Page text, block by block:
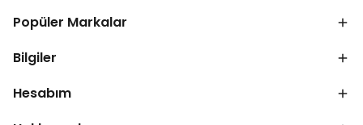
Popüler Markalar
Bilgiler
Hesabım